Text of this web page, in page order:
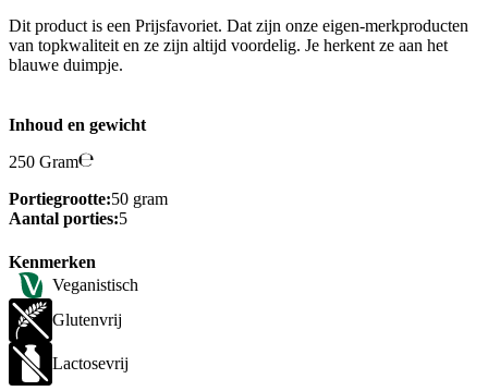
Dit product is een Prijsfavoriet. Dat zijn onze eigen-merkproducten
van topkwaliteit en ze zijn altijd voordelig. Je herkent ze aan het
blauwe duimpje.
Inhoud en gewicht
250 Gram
Portiegrootte:50 gram
Aantal porties:5
Kenmerken
Veganistisch
Glutenvrij
Lactosevrij